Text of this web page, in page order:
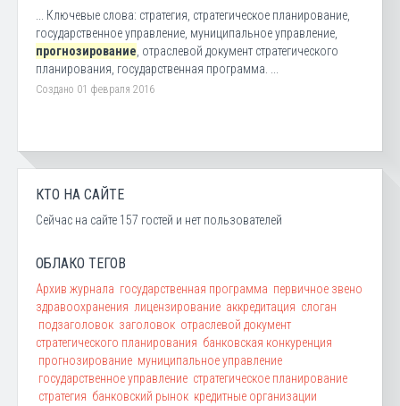
... Ключевые слова: стратегия, стратегическое планирование,
государственное управление, муниципальное управление,
прогнозирование , отраслевой документ стратегического
планирования, государственная программа. ...
Создано 01 февраля 2016
КТО НА САЙТЕ
Сейчас на сайте 157 гостей и нет пользователей
ОБЛАКО ТЕГОВ
Архив журнала государственная программа первичное звено
здравоохранения лицензирование аккредитация слоган
подзаголовок заголовок отраслевой документ
стратегического планирования банковская конкуренция
прогнозирование муниципальное управление
государственное управление стратегическое планирование
стратегия банковский рынок кредитные организации